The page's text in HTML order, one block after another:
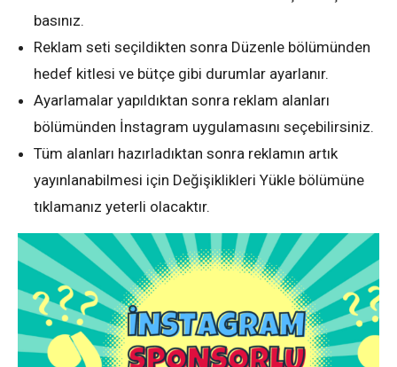
basınız.
Reklam seti seçildikten sonra Düzenle bölümünden
hedef kitlesi ve bütçe gibi durumlar ayarlanır.
Ayarlamalar yapıldıktan sonra reklam alanları
bölümünden İnstagram uygulamasını seçebilirsiniz.
Tüm alanları hazırladıktan sonra reklamın artık
yayınlanabilmesi için Değişiklikleri Yükle bölümüne
tıklamanız yeterli olacaktır.